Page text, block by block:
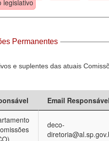
legislativo
Permanentes
e suplentes das atuais
Email
deco-